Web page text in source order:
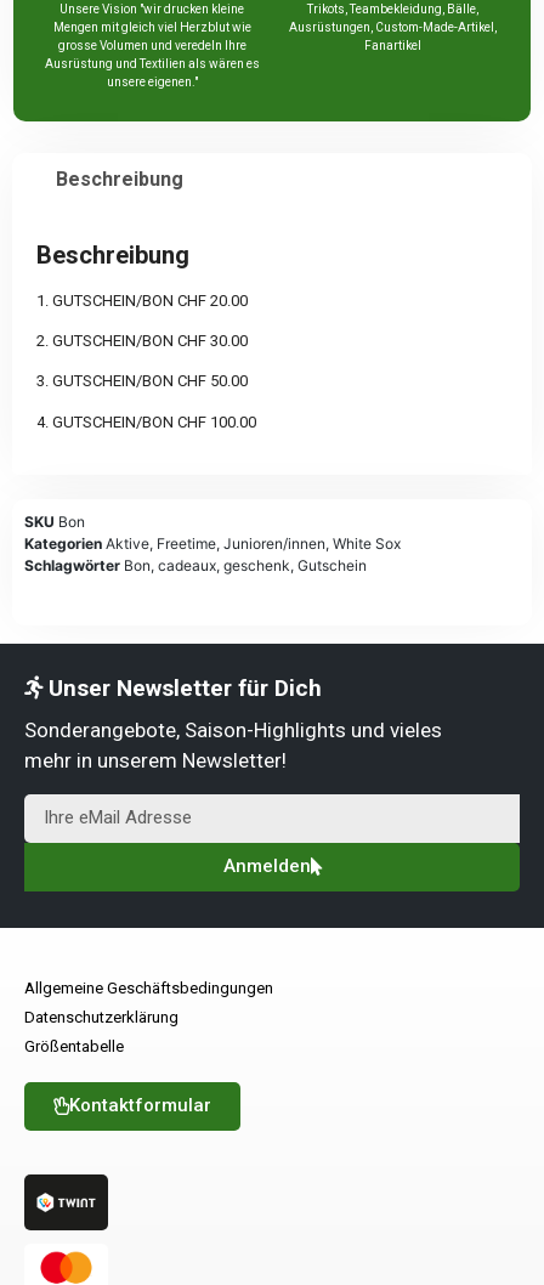
Unsere Vision "wir drucken kleine
Mengen mit gleich viel Herzblut wie
grosse Volumen und veredeln Ihre
Ausrüstung und Textilien als wären es
unsere eigenen."
Trikots, Teambekleidung, Bälle,
Ausrüstungen, Custom-Made-Artikel,
Fanartikel
Beschreibung
Beschreibung
1. GUTSCHEIN/BON CHF 20.00
2. GUTSCHEIN/BON CHF 30.00
3. GUTSCHEIN/BON CHF 50.00
4. GUTSCHEIN/BON CHF 100.00
SKU Bon
Kategorien Aktive, Freetime, Junioren/innen, White Sox
Schlagwörter Bon, cadeaux, geschenk, Gutschein
Unser Newsletter für Dich
Sonderangebote, Saison-Highlights und vieles
mehr in unserem Newsletter!
Anmelden
Allgemeine Geschäftsbedingungen
Datenschutzerklärung
Größentabelle
Kontaktformular